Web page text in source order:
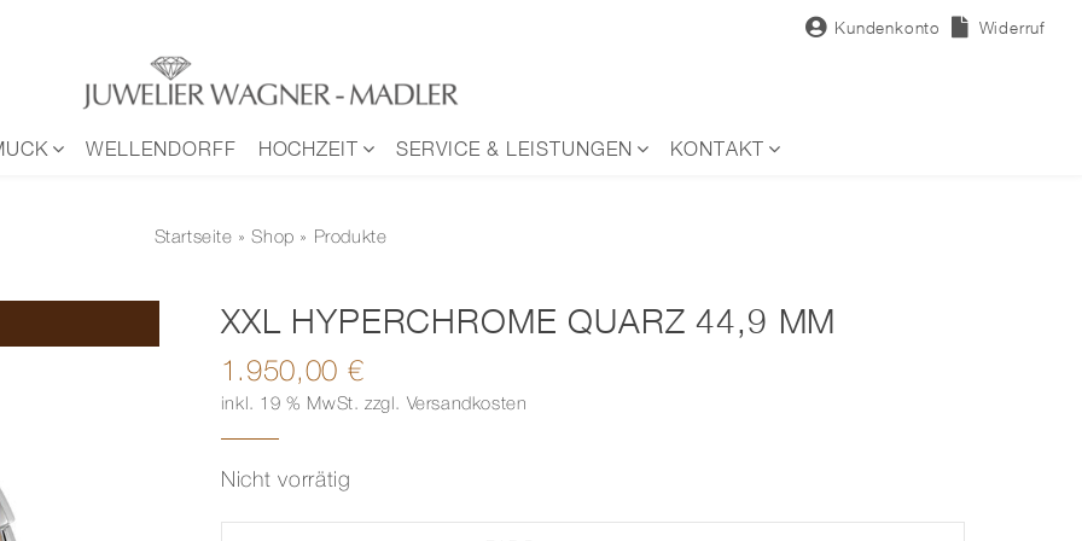
Kundenkonto Widerruf
WELLENDORFF HOCHZEIT SERVICE & LEISTUNGEN KONTAKT
Startseite »Shop » Produkte
XXL HYPERCHROME QUARZ 44,9 MM
1.950,00 €
inkl. 19 % MwSt. zzgl. Versandkosten
Nicht vorrätig